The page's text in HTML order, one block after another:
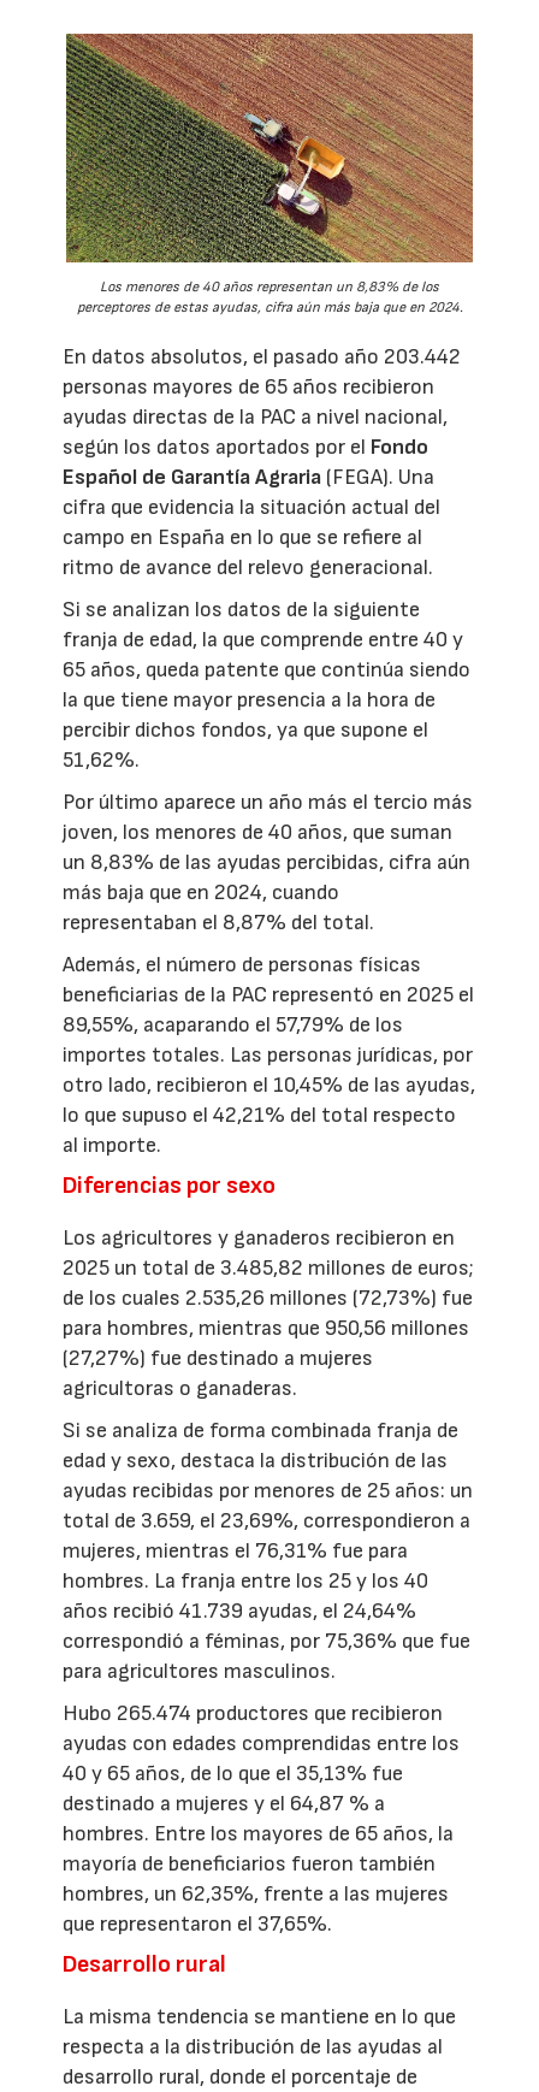
Los menores de 40 años representan un 8,83% de los
perceptores de estas ayudas, cifra aún más baja que en 2024.
En datos absolutos, el pasado año 203.442
personas mayores de 65 años recibieron
ayudas directas de la PAC a nivel nacional,
según los datos aportados por el Fondo
Español de Garantía Agraria (FEGA). Una
cifra que evidencia la situación actual del
campo en España en lo que se refiere al
ritmo de avance del relevo generacional.
Si se analizan los datos de la siguiente
franja de edad, la que comprende entre 40 y
65 años, queda patente que continúa siendo
la que tiene mayor presencia a la hora de
percibir dichos fondos, ya que supone el
51,62%.
Por último aparece un año más el tercio más
joven, los menores de 40 años, que suman
un 8,83% de las ayudas percibidas, cifra aún
más baja que en 2024, cuando
representaban el 8,87% del total.
Además, el número de personas físicas
beneficiarias de la PAC representó en 2025 el
89,55%, acaparando el 57,79% de los
importes totales. Las personas jurídicas, por
otro lado, recibieron el 10,45% de las ayudas,
lo que supuso el 42,21% del total respecto
al importe.
Diferencias por sexo
Los agricultores y ganaderos recibieron en
2025 un total de 3.485,82 millones de euros;
de los cuales 2.535,26 millones (72,73%) fue
para hombres, mientras que 950,56 millones
(27,27%) fue destinado a mujeres
agricultoras o ganaderas.
Si se analiza de forma combinada franja de
edad y sexo, destaca la distribución de las
ayudas recibidas por menores de 25 años: un
total de 3.659, el 23,69%, correspondieron a
mujeres, mientras el 76,31% fue para
hombres. La franja entre los 25 y los 40
años recibió 41.739 ayudas, el 24,64%
correspondió a féminas, por 75,36% que fue
para agricultores masculinos.
Hubo 265.474 productores que recibieron
ayudas con edades comprendidas entre los
40 y 65 años, de lo que el 35,13% fue
destinado a mujeres y el 64,87 % a
hombres. Entre los mayores de 65 años, la
mayoría de beneficiarios fueron también
hombres, un 62,35%, frente a las mujeres
que representaron el 37,65%.
Desarrollo rural
La misma tendencia se mantiene en lo que
respecta a la distribución de las ayudas al
desarrollo rural, donde el porcentaje de